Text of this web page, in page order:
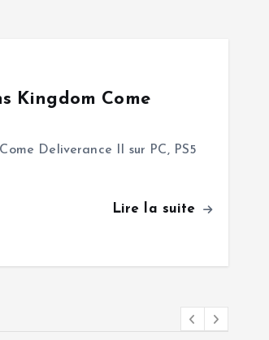
Kingdom Come
Deliverance II sur PC, PS5
Lire la suite